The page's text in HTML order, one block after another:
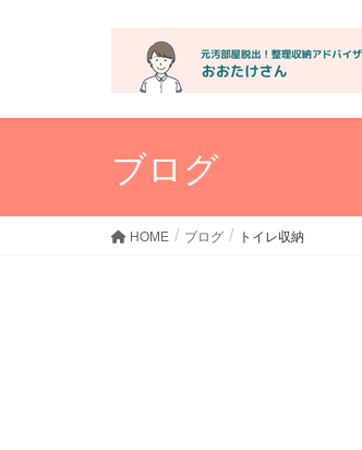
ブログ
HOME ブログ トイレ収納